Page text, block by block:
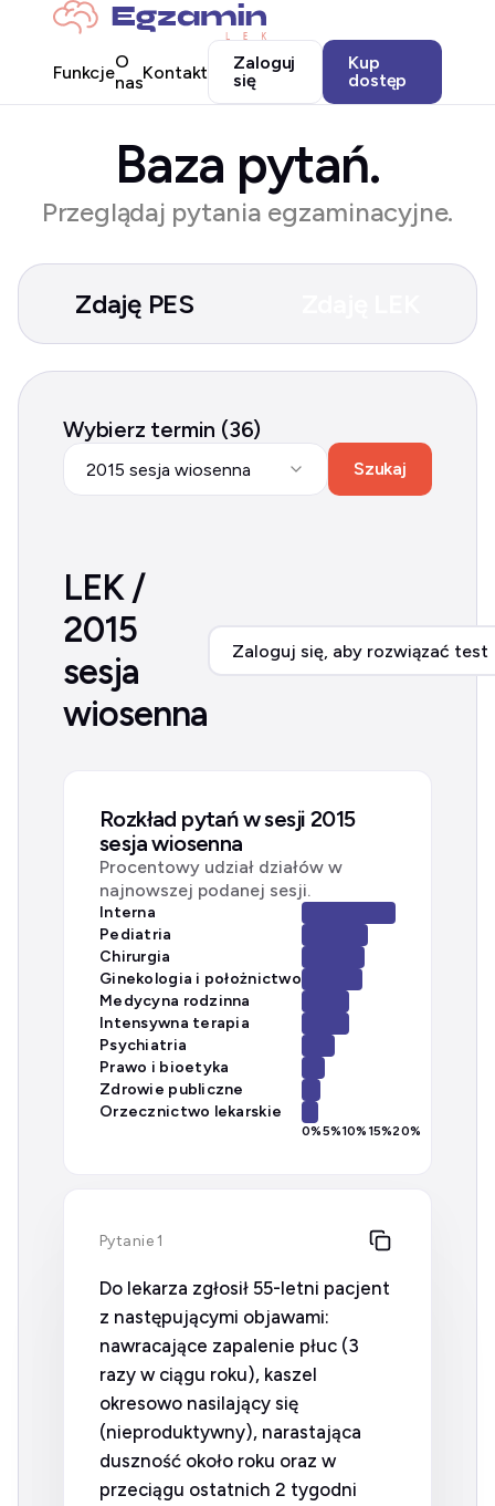
FunkcjeO
nasKontakt
Zaloguj
się
Kup
dostęp
Baza pytań.
Przeglądaj pytania egzaminacyjne.
Zdaję PES
Wybierz termin (36)
2015 sesja wiosenna Szukaj
LEK /
2015
sesja
wiosenna
Zaloguj się, aby rozwiązać test
Rozkład pytań w sesji 2015
sesja wiosenna
Procentowy udział działów w
najnowszej podanej sesji.
Interna
Pediatria
Chirurgia
Ginekologia i położnictwo
Medycyna rodzinna
Intensywna terapia
Psychiatria
Prawo i bioetyka
Zdrowie publiczne
Orzecznictwo lekarskie
0%5%10%15%20%
Pytanie 1
Do lekarza zgłosił 55-letni pacjent
z następującymi objawami:
nawracające zapalenie płuc (3
razy w ciągu roku), kaszel
okresowo nasilający się
(nieproduktywny), narastająca
duszność około roku oraz w
przeciągu ostatnich 2 tygodni